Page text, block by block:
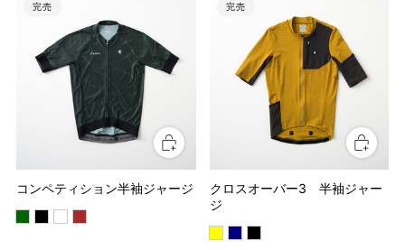
完売
コンペティション半袖ジャージ
完売
クロスオーバー3 半袖ジャー
ジ